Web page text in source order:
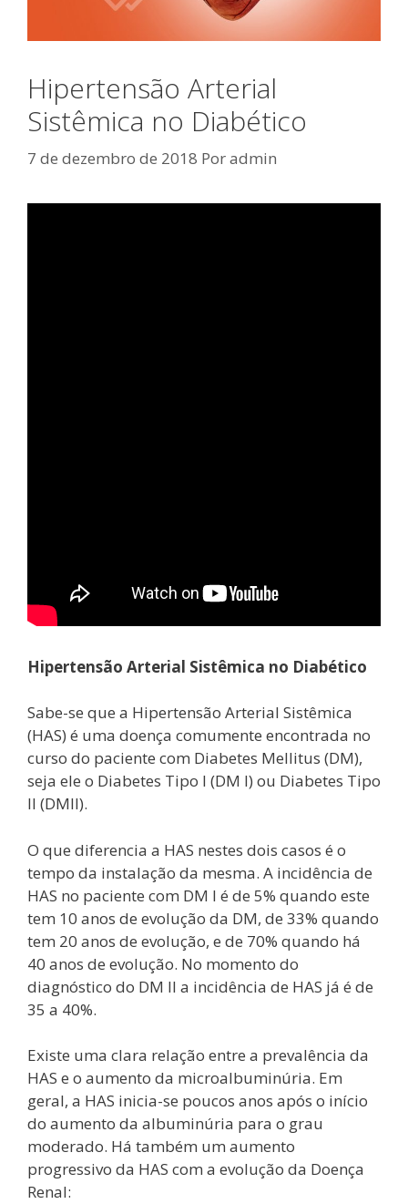
Hipertensão Arterial
Sistêmica no Diabético
7 de dezembro de 2018 Poradmin
Hipertensão Arterial Sistêmica no Diabético
Sabe-se que a Hipertensão Arterial Sistêmica
(HAS) é uma doença comumente encontrada no
curso do paciente com Diabetes Mellitus (DM),
seja ele o Diabetes Tipo I (DM I) ou Diabetes Tipo
II (DMII).
O que diferencia a HAS nestes dois casos é o
tempo da instalação da mesma. A incidência de
HAS no paciente com DM I é de 5% quando este
tem 10 anos de evolução da DM, de 33% quando
tem 20 anos de evolução, e de 70% quando há
40 anos de evolução. No momento do
diagnóstico do DM II a incidência de HAS já é de
35 a 40%.
Existe uma clara relação entre a prevalência da
HAS e o aumento da microalbuminúria. Em
geral, a HAS inicia-se poucos anos após o início
do aumento da albuminúria para o grau
moderado. Há também um aumento
progressivo da HAS com a evolução da Doença
Renal: